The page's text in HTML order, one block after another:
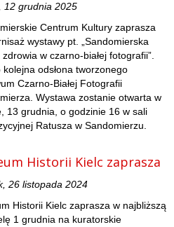
12 grudnia 2025
Centrum Kultury zaprasza
wystawy pt. „Sandomierska
zdrowia w czarno-białej fotografii”.
kolejna odsłona tworzonego
Czarno-Białej Fotografii
Wystawa zostanie otwarta w
13 grudnia, o godzinie 16 w sali
Ratusza w Sandomierzu.
Historii Kielc zaprasza
26 listopada 2024
Historii Kielc zaprasza w najbliższą
1 grudnia na kuratorskie